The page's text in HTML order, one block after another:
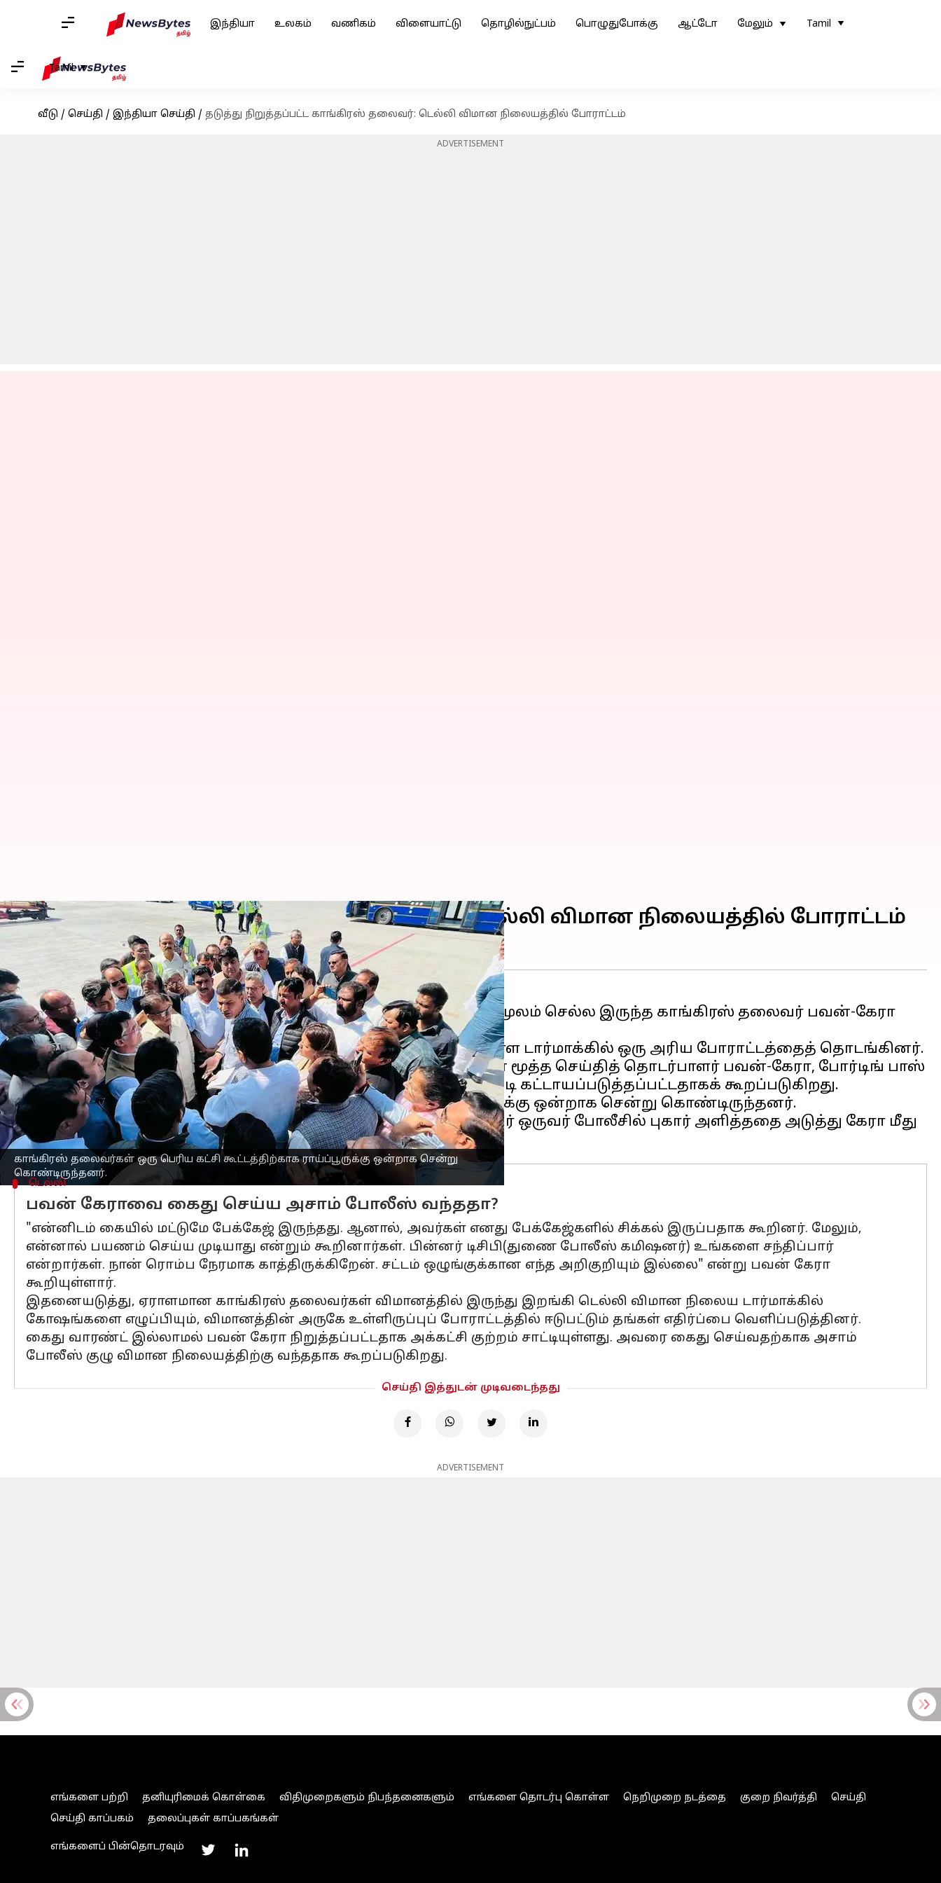
இந்தியா உலகம் வணிகம் விளையாட்டு தொழில்நுட்பம் பொழுதுபோக்கு ஆட்டோ மேலும் Tamil
Tamil
வீடு / செய்தி / இந்தியா செய்தி / தடுத்து நிறுத்தப்பட்ட காங்கிரஸ் தலைவர்: டெல்லி விமான நிலையத்தில் போராட்டம்
ADVERTISEMENT
காங்கிரஸ் தலைவர்கள் ஒரு பெரிய கட்சி கூட்டத்திற்காக ராய்ப்பூருக்கு ஒன்றாக சென்று
கொண்டிருந்தனர்.
தடுத்து நிறுத்தப்பட்ட காங்கிரஸ் தலைவர்: டெல்லி விமான நிலையத்தில் போராட்டம்
எழுதியவர் Feb 23, 2023 01:32 pm
செய்தி முன்னோட்டம்
டெல்லியில்இருந்து ராய்ப்பூருக்கு இன்று(பிப் 23) காலை விமானம் மூலம் செல்ல இருந்த காங்கிரஸ் தலைவர் பவன்-கேரா
தடுத்து நிறுத்தப்பட்டார்.
இதனால், ஏராளமான கட்சித் தலைவர்கள் விமானத்திற்கு அடுத்துள்ள டார்மாக்கில் ஒரு அரிய போராட்டத்தைத் தொடங்கினர்.
கட்சித் தலைவர்கள் விமானத்தில் ஏறிய பிறகு, காங்கிரஸ் கட்சியின் மூத்த செய்தித் தொடர்பாளர் பவன்-கேரா, போர்டிங் பாஸ்
இருந்தபோதிலும், இண்டிகோ விமானத்தில் இருந்து வெளியேறும்படி கட்டாயப்படுத்தப்பட்டதாகக் கூறப்படுகிறது.
காங்கிரஸ் தலைவர்கள் ஒரு பெரிய கட்சி கூட்டத்திற்காக ராய்ப்பூருக்கு ஒன்றாக சென்று கொண்டிருந்தனர்.
பிரதமர் மோடியை அவமதித்த குற்றச்சாட்டின் பேரில் பாஜக தலைவர் ஒருவர் போலீசில் புகார் அளித்ததை அடுத்து கேரா மீது
டெல்லி
பவன் கேராவை கைது செய்ய அசாம் போலீஸ் வந்ததா?
"என்னிடம் கையில் மட்டுமே பேக்கேஜ் இருந்தது. ஆனால், அவர்கள் எனது பேக்கேஜ்களில் சிக்கல் இருப்பதாக கூறினர். மேலும்,
என்னால் பயணம் செய்ய முடியாது என்றும் கூறினார்கள். பின்னர் டிசிபி(துணை போலீஸ் கமிஷனர்) உங்களை சந்திப்பார்
என்றார்கள். நான் ரொம்ப நேரமாக காத்திருக்கிறேன். சட்டம் ஒழுங்குக்கான எந்த அறிகுறியும் இல்லை" என்று பவன் கேரா
கூறியுள்ளார்.
இதனையடுத்து, ஏராளமான காங்கிரஸ் தலைவர்கள் விமானத்தில் இருந்து இறங்கி டெல்லி விமான நிலைய டார்மாக்கில்
கோஷங்களை எழுப்பியும், விமானத்தின் அருகே உள்ளிருப்புப் போராட்டத்தில் ஈடுபட்டும் தங்கள் எதிர்ப்பை வெளிப்படுத்தினர்.
கைது வாரண்ட் இல்லாமல் பவன் கேரா நிறுத்தப்பட்டதாக அக்கட்சி குற்றம் சாட்டியுள்ளது. அவரை கைது செய்வதற்காக அசாம்
போலீஸ் குழு விமான நிலையத்திற்கு வந்ததாக கூறப்படுகிறது.
செய்தி இத்துடன் முடிவடைந்தது
ADVERTISEMENT
எங்களை பற்றி தனியுரிமைக் கொள்கை விதிமுறைகளும் நிபந்தனைகளும் எங்களை தொடர்பு கொள்ள நெறிமுறை நடத்தை குறை நிவர்த்தி
செய்தி
செய்தி காப்பகம்
தலைப்புகள் காப்பகங்கள்
எங்களைப் பின்தொடரவும்